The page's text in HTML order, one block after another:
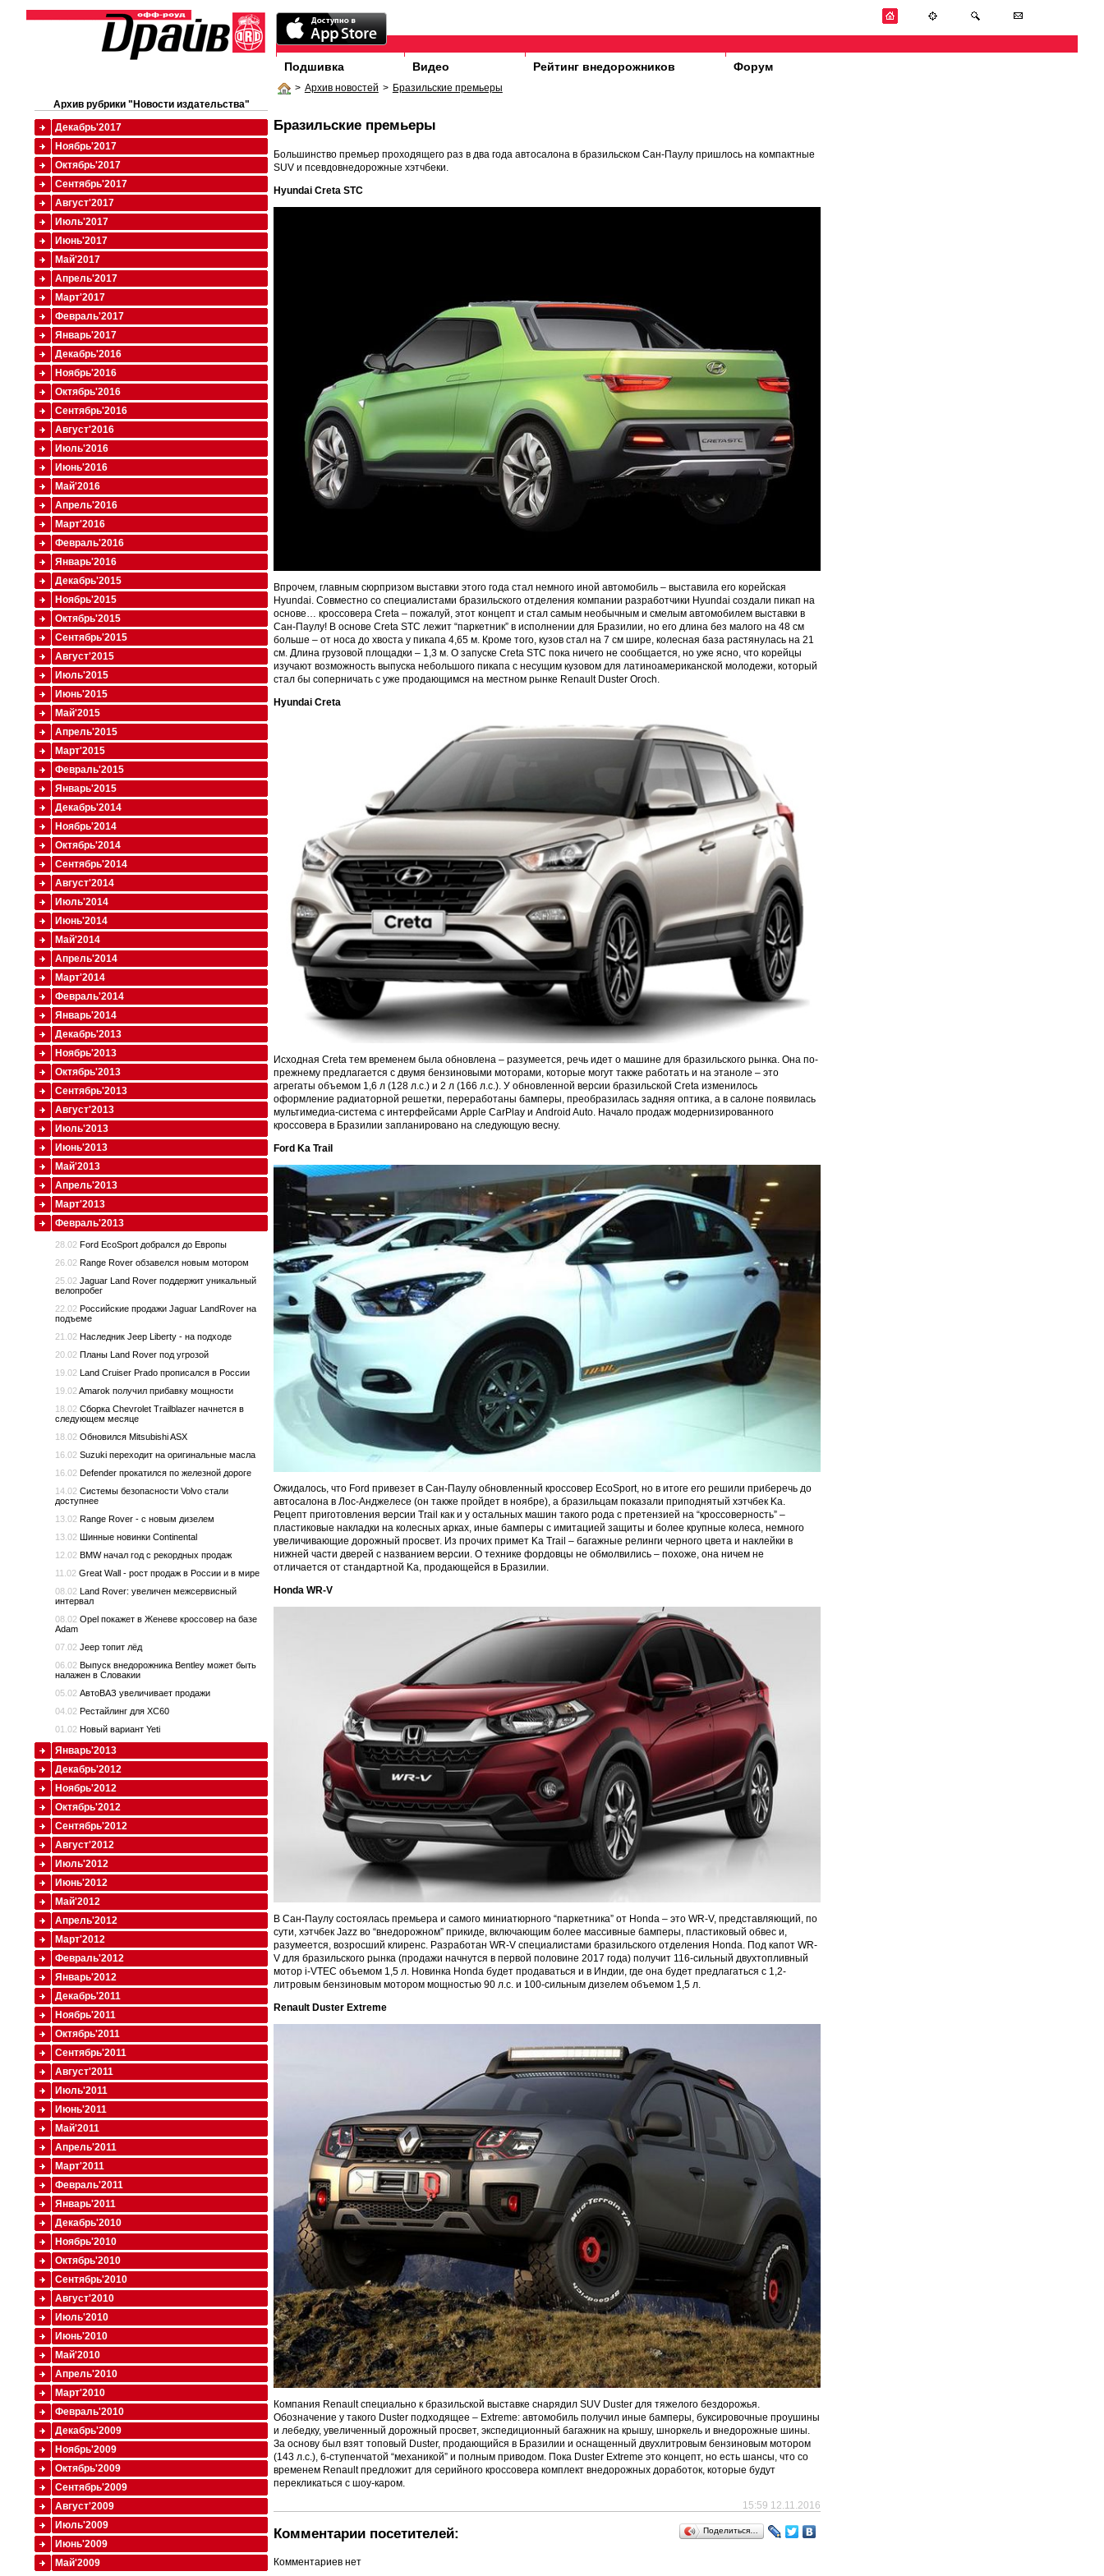
Подшивка Видео Рейтинг внедорожников Форум
> Архив новостей > Бразильские премьеры
Бразильские премьеры
Большинство премьер проходящего раз в два года автосалона в бразильском Сан-Паулу пришлось на компактные
SUV и псевдовнедорожные хэтчбеки.
Hyundai Creta STC
Впрочем, главным сюрпризом выставки этого года стал немного иной автомобиль – выставила его корейская
Hyundai. Совместно со специалистами бразильского отделения компании разработчики Hyundai создали пикап на
основе… кроссовера Creta – пожалуй, этот концепт и стал самым необычным и смелым автомобилем выставки в
Сан-Паулу! В основе Creta STC лежит “паркетник” в исполнении для Бразилии, но его длина без малого на 48 см
больше – от носа до хвоста у пикапа 4,65 м. Кроме того, кузов стал на 7 см шире, колесная база растянулась на 21
см. Длина грузовой площадки – 1,3 м. О запуске Creta STC пока ничего не сообщается, но уже ясно, что корейцы
изучают возможность выпуска небольшого пикапа с несущим кузовом для латиноамериканской молодежи, который
стал бы соперничать с уже продающимся на местном рынке Renault Duster Oroch.
Hyundai Creta
Исходная Creta тем временем была обновлена – разумеется, речь идет о машине для бразильского рынка. Она по-
прежнему предлагается с двумя бензиновыми моторами, которые могут также работать и на этаноле – это
агрегаты объемом 1,6 л (128 л.с.) и 2 л (166 л.с.). У обновленной версии бразильской Creta изменилось
оформление радиаторной решетки, переработаны бамперы, преобразилась задняя оптика, а в салоне появилась
мультимедиа-система с интерфейсами Apple CarPlay и Android Auto. Начало продаж модернизированного
кроссовера в Бразилии запланировано на следующую весну.
Ford Ka Trail
Ожидалось, что Ford привезет в Сан-Паулу обновленный кроссовер EcoSport, но в итоге его решили приберечь до
автосалона в Лос-Анджелесе (он также пройдет в ноябре), а бразильцам показали приподнятый хэтчбек Ka.
Рецепт приготовления версии Trail как и у остальных машин такого рода с претензией на “кроссоверность” –
пластиковые накладки на колесных арках, иные бамперы с имитацией защиты и более крупные колеса, немного
увеличивающие дорожный просвет. Из прочих примет Ka Trail – багажные релинги черного цвета и наклейки в
нижней части дверей с названием версии. О технике фордовцы не обмолвились – похоже, она ничем не
отличается от стандартной Ka, продающейся в Бразилии.
Honda WR-V
В Сан-Паулу состоялась премьера и самого миниатюрного “паркетника” от Honda – это WR-V, представляющий, по
сути, хэтчбек Jazz во “внедорожном” прикиде, включающим более массивные бамперы, пластиковый обвес и,
разумеется, возросший клиренс. Разработан WR-V специалистами бразильского отделения Honda. Под капот WR-
V для бразильского рынка (продажи начнутся в первой половине 2017 года) получит 116-сильный двухтопливный
мотор i-VTEC объемом 1,5 л. Новинка Honda будет продаваться и в Индии, где она будет предлагаться с 1,2-
литровым бензиновым мотором мощностью 90 л.с. и 100-сильным дизелем объемом 1,5 л.
Renault Duster Extreme
Компания Renault специально к бразильской выставке снарядил SUV Duster для тяжелого бездорожья.
Обозначение у такого Duster подходящее – Extreme: автомобиль получил иные бамперы, буксировочные проушины
и лебедку, увеличенный дорожный просвет, экспедиционный багажник на крышу, шноркель и внедорожные шины.
За основу был взят топовый Duster, продающийся в Бразилии и оснащенный двухлитровым бензиновым мотором
(143 л.с.), 6-ступенчатой “механикой” и полным приводом. Пока Duster Extreme это концепт, но есть шансы, что со
временем Renault предложит для серийного кроссовера комплект внедорожных доработок, которые будут
перекликаться с шоу-каром.
15:59 12.11.2016
Поделиться…
Комментарии посетителей:
Комментариев нет
Архив рубрики "Новости издательства"
Декабрь'2017
Ноябрь'2017
Октябрь'2017
Сентябрь'2017
Август'2017
Июль'2017
Июнь'2017
Май'2017
Апрель'2017
Март'2017
Февраль'2017
Январь'2017
Декабрь'2016
Ноябрь'2016
Октябрь'2016
Сентябрь'2016
Август'2016
Июль'2016
Июнь'2016
Май'2016
Апрель'2016
Март'2016
Февраль'2016
Январь'2016
Декабрь'2015
Ноябрь'2015
Октябрь'2015
Сентябрь'2015
Август'2015
Июль'2015
Июнь'2015
Май'2015
Апрель'2015
Март'2015
Февраль'2015
Январь'2015
Декабрь'2014
Ноябрь'2014
Октябрь'2014
Сентябрь'2014
Август'2014
Июль'2014
Июнь'2014
Май'2014
Апрель'2014
Март'2014
Февраль'2014
Январь'2014
Декабрь'2013
Ноябрь'2013
Октябрь'2013
Сентябрь'2013
Август'2013
Июль'2013
Июнь'2013
Май'2013
Апрель'2013
Март'2013
Февраль'2013
28.02 Ford EcoSport добрался до Европы
26.02 Range Rover обзавелся новым мотором
25.02 Jaguar Land Rover поддержит уникальный
велопробег
22.02 Российские продажи Jaguar LandRover на
подъеме
21.02 Наследник Jeep Liberty - на подходе
20.02 Планы Land Rover под угрозой
19.02 Land Cruiser Prado прописался в России
19.02 Amarok получил прибавку мощности
18.02 Сборка Chevrolet Trailblazer начнется в
следующем месяце
18.02 Обновился Mitsubishi ASX
16.02 Suzuki переходит на оригинальные масла
16.02 Defender прокатился по железной дороге
14.02 Системы безопасности Volvo стали
доступнее
13.02 Range Rover - с новым дизелем
13.02 Шинные новинки Continental
12.02 BMW начал год с рекордных продаж
11.02 Great Wall - рост продаж в России и в мире
08.02 Land Rover: увеличен межсервисный
интервал
08.02 Opel покажет в Женеве кроссовер на базе
Adam
07.02 Jeep топит лёд
06.02 Выпуск внедорожника Bentley может быть
налажен в Словакии
05.02 АвтоВАЗ увеличивает продажи
04.02 Рестайлинг для XC60
01.02 Новый вариант Yeti
Январь'2013
Декабрь'2012
Ноябрь'2012
Октябрь'2012
Сентябрь'2012
Август'2012
Июль'2012
Июнь'2012
Май'2012
Апрель'2012
Март'2012
Февраль'2012
Январь'2012
Декабрь'2011
Ноябрь'2011
Октябрь'2011
Сентябрь'2011
Август'2011
Июль'2011
Июнь'2011
Май'2011
Апрель'2011
Март'2011
Февраль'2011
Январь'2011
Декабрь'2010
Ноябрь'2010
Октябрь'2010
Сентябрь'2010
Август'2010
Июль'2010
Июнь'2010
Май'2010
Апрель'2010
Март'2010
Февраль'2010
Декабрь'2009
Ноябрь'2009
Октябрь'2009
Сентябрь'2009
Август'2009
Июль'2009
Июнь'2009
Май'2009